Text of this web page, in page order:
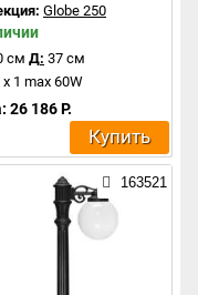
Globe 250
см Д: 37 см
x 1 max 60W
26 186 Р.
Купить
163521